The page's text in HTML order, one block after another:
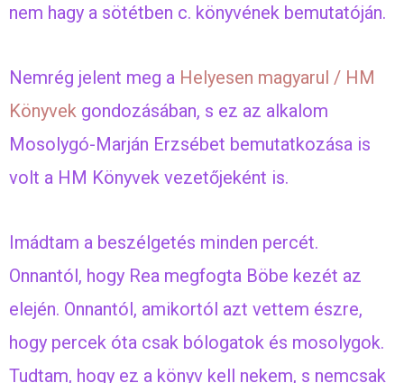
nem hagy a sötétben c. könyvének bemutatóján.
Nemrég jelent meg a Helyesen magyarul / HM
Könyvek gondozásában, s ez az alkalom
Mosolygó-Marján Erzsébet bemutatkozása is
volt a HM Könyvek vezetőjeként is.
Imádtam a beszélgetés minden percét.
Onnantól, hogy Rea megfogta Böbe kezét az
elején. Onnantól, amikortól azt vettem észre,
hogy percek óta csak bólogatok és mosolygok.
Tudtam, hogy ez a könyv kell nekem, s nemcsak